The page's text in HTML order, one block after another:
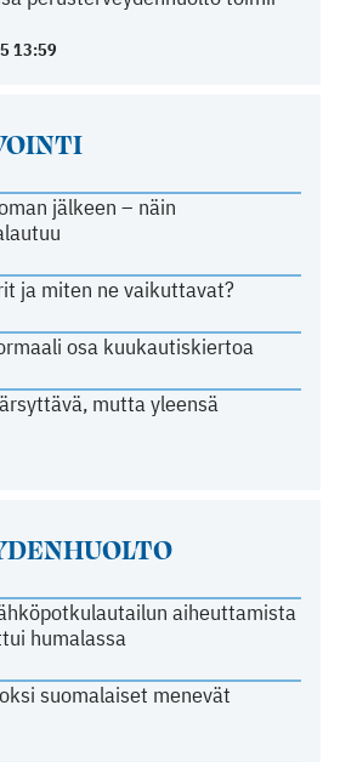
13:59
jälkeen – näin
ja miten ne vaikuttavat?
osa kuukautiskiertoa
mutta yleensä
aiheuttamista
humalassa
suomalaiset menevät